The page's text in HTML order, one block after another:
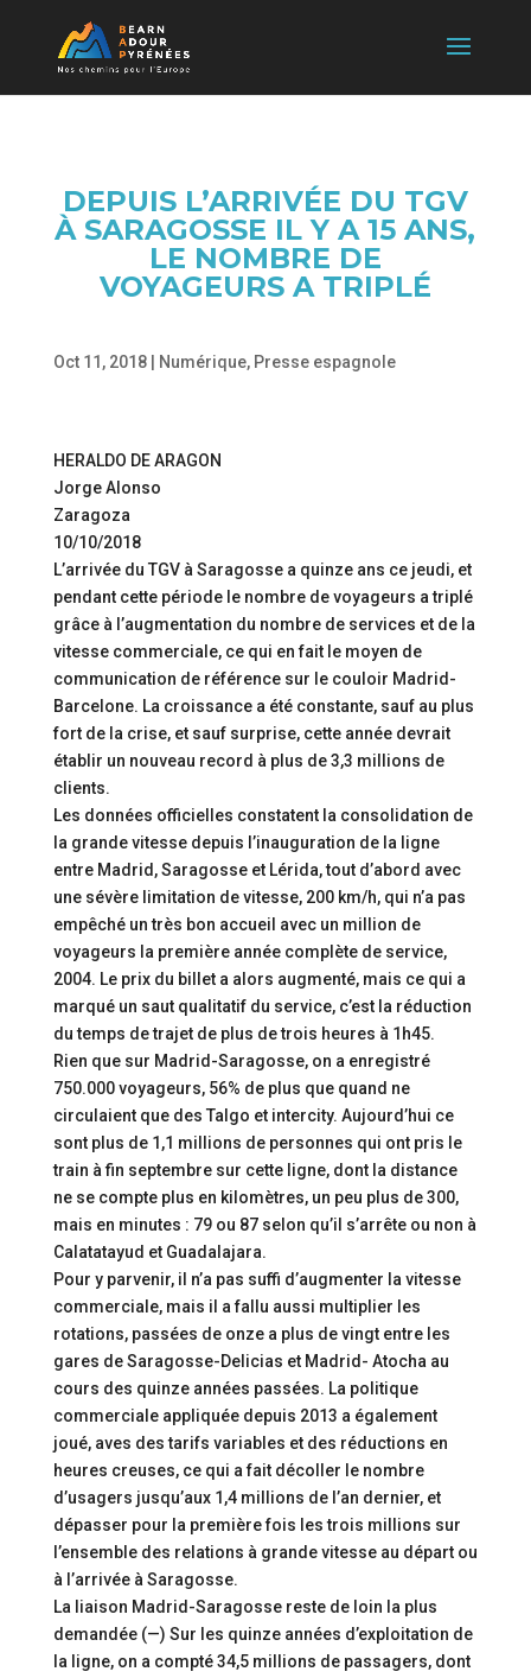
DEPUIS L’ARRIVÉE DU TGV
À SARAGOSSE IL Y A 15 ANS,
LE NOMBRE DE
VOYAGEURS A TRIPLÉ
Oct 11, 2018| Numérique, Presse espagnole
HERALDO DE ARAGON
Jorge Alonso
Zaragoza
10/10/2018
L’arrivée du TGV à Saragosse a quinze ans ce jeudi, et
pendant cette période le nombre de voyageurs a triplé
grâce à l’augmentation du nombre de services et de la
vitesse commerciale, ce qui en fait le moyen de
communication de référence sur le couloir Madrid-
Barcelone. La croissance a été constante, sauf au plus
fort de la crise, et sauf surprise, cette année devrait
établir un nouveau record à plus de 3,3 millions de
clients.
Les données officielles constatent la consolidation de
la grande vitesse depuis l’inauguration de la ligne
entre Madrid, Saragosse et Lérida, tout d’abord avec
une sévère limitation de vitesse, 200 km/h, qui n’a pas
empêché un très bon accueil avec un million de
voyageurs la première année complète de service,
2004. Le prix du billet a alors augmenté, mais ce qui a
marqué un saut qualitatif du service, c’est la réduction
du temps de trajet de plus de trois heures à 1h45.
Rien que sur Madrid-Saragosse, on a enregistré
750.000 voyageurs, 56% de plus que quand ne
circulaient que des Talgo et intercity. Aujourd’hui ce
sont plus de 1,1 millions de personnes qui ont pris le
train à fin septembre sur cette ligne, dont la distance
ne se compte plus en kilomètres, un peu plus de 300,
mais en minutes : 79 ou 87 selon qu’il s’arrête ou non à
Calatatayud et Guadalajara.
Pour y parvenir, il n’a pas suffi d’augmenter la vitesse
commerciale, mais il a fallu aussi multiplier les
rotations, passées de onze a plus de vingt entre les
gares de Saragosse-Delicias et Madrid- Atocha au
cours des quinze années passées. La politique
commerciale appliquée depuis 2013 a également
joué, aves des tarifs variables et des réductions en
heures creuses, ce qui a fait décoller le nombre
d’usagers jusqu’aux 1,4 millions de l’an dernier, et
dépasser pour la première fois les trois millions sur
l’ensemble des relations à grande vitesse au départ ou
à l’arrivée à Saragosse.
La liaison Madrid-Saragosse reste de loin la plus
demandée (—) Sur les quinze années d’exploitation de
la ligne, on a compté 34,5 millions de passagers, dont